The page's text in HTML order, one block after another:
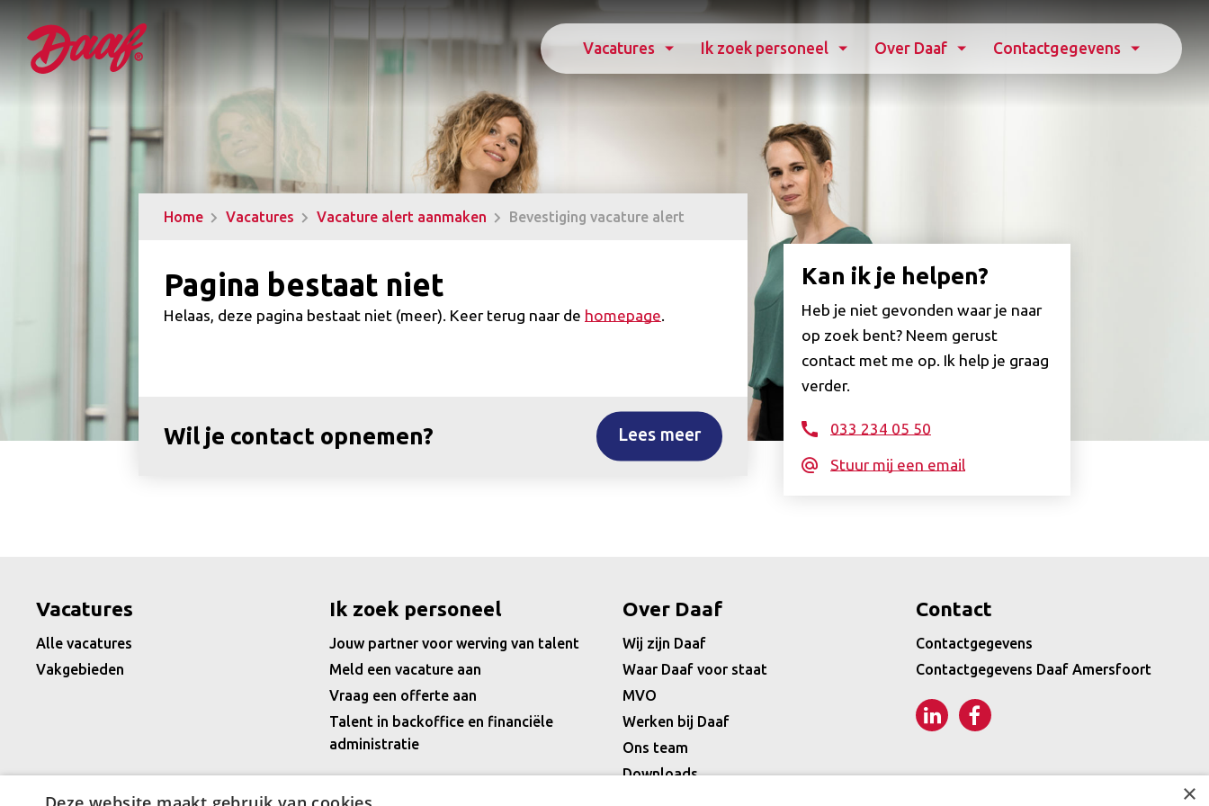
Vacatures Ik zoek personeel Over Daaf Contactgegevens
Home Vacatures Vacature alert aanmaken Bevestiging vacature alert
Pagina bestaat niet
Helaas, deze pagina bestaat niet (meer). Keer terug naar de homepage.
Wil je contact opnemen? Lees meer
Kan ik je helpen?
Heb je niet gevonden waar je naar
op zoek bent? Neem gerust
contact met me op. Ik help je graag
verder.
033 234 05 50
Stuur mij een email
Vacatures
Alle vacatures
Vakgebieden
Ik zoek personeel
Jouw partner voor werving van talent
Meld een vacature aan
Vraag een offerte aan
Talent in backoffice en financiële
administratie
Over Daaf
Wij zijn Daaf
Waar Daaf voor staat
MVO
Werken bij Daaf
Ons team
Downloads
Contact
Contactgegevens
Contactgegevens Daaf Amersfoort
LinkedIn
×